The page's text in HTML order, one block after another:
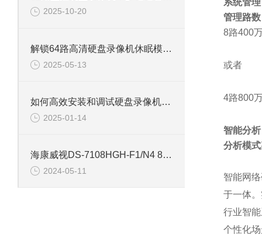
2025-10-20
解锁64路高清硬盘录像机休眠模式的多重优势
2025-05-13
如何高效安装和调试硬盘录像机：专业教程
2025-01-14
海康威视DS-7108HGH-F1/N4 8路单盘位同轴硬盘录像机
2024-05-11
系统管理
管理路数
8路400
或者
4路800
智能分析
分析模式
智能网
于一体
行业智
个性化